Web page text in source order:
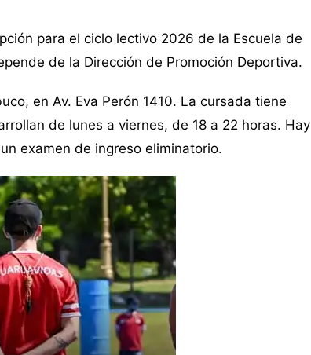
para el ciclo lectivo 2026 de la Escuela de
de la Dirección de Promoción Deportiva.
en Av. Eva Perón 1410. La cursada tiene
de lunes a viernes, de 18 a 22 horas. Hay
examen de ingreso eliminatorio.